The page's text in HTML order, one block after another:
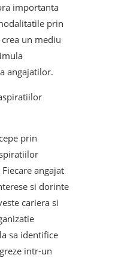
importanta
prin
un mediu
angajatilor.
prin
angajat
si dorinte
cariera si
sa identifice
intr-un